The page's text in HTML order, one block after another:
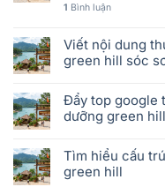
1 Bình luận
Viết nội dung
green hill sóc
Đẩy top google
dưỡng green hill
Tìm hiểu cấu
green hill